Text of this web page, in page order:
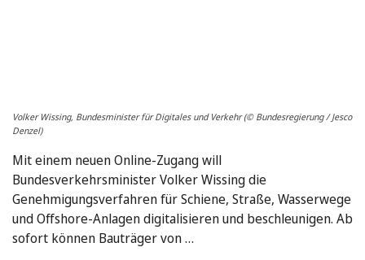
Volker Wissing, Bundesminister für Digitales und Verkehr (© Bundesregierung / Jesco
Denzel)
Mit einem neuen Online-Zugang will
Bundesverkehrsminister Volker Wissing die
Genehmigungsverfahren für Schiene, Straße, Wasserwege
und Offshore-Anlagen digitalisieren und beschleunigen. Ab
sofort können Bauträger von …